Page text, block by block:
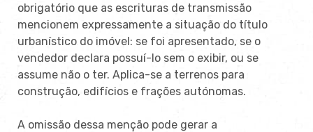
obrigatório que as escrituras de transmissão
mencionem expressamente a situação do título
urbanístico do imóvel: se foi apresentado, se o
vendedor declara possuí-lo sem o exibir, ou se
assume não o ter. Aplica-se a terrenos para
construção, edifícios e frações autónomas.
A omissão dessa menção pode gerar a